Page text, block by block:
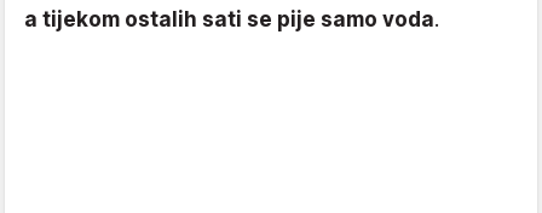
a tijekom ostalih sati se pije samo voda.